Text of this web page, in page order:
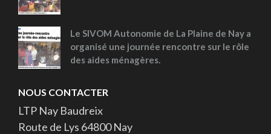
Le SIVOM Autonomie de La Plaine de Nay a
organisé une journée rencontre sur le rôle
des aides ménagères.
NOUS CONTACTER
LTP Nay Baudreix
Route de Lys 64800 Nay